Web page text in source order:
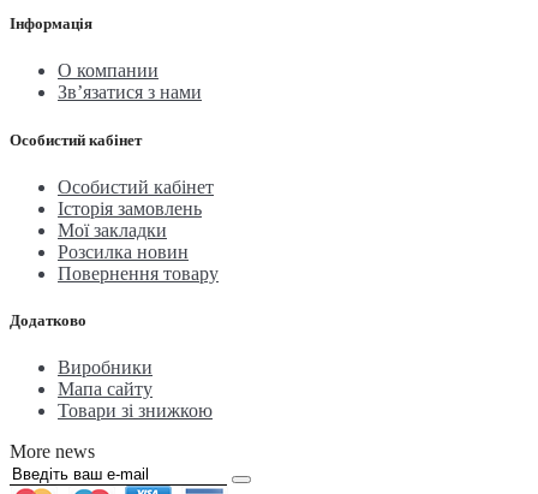
Інформація
О компании
Зв’язатися з нами
Особистий кабінет
Особистий кабінет
Історія замовлень
Мої закладки
Розсилка новин
Повернення товару
Додатково
Виробники
Мапа сайту
Товари зі знижкою
More news